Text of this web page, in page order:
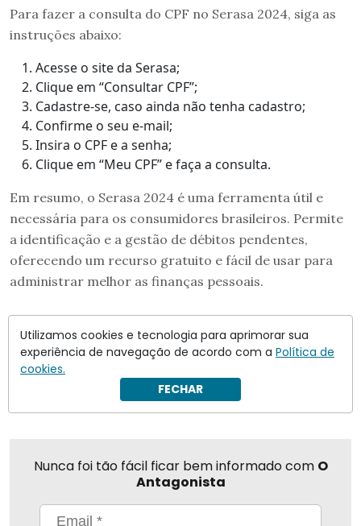
Para fazer a consulta do CPF no Serasa 2024, siga as
instruções abaixo:
Acesse o site da Serasa;
Clique em “Consultar CPF”;
Cadastre-se, caso ainda não tenha cadastro;
Confirme o seu e-mail;
Insira o CPF e a senha;
Clique em “Meu CPF” e faça a consulta.
Em resumo, o Serasa 2024 é uma ferramenta útil e
necessária para os consumidores brasileiros. Permite
a identificação e a gestão de débitos pendentes,
oferecendo um recurso gratuito e fácil de usar para
administrar melhor as finanças pessoais.
Compartilhar
Nunca foi tão fácil ficar bem informado com O
Antagonista
Utilizamos cookies e tecnologia para aprimorar sua
experiência de navegação de acordo com a Política de
cookies.
FECHAR